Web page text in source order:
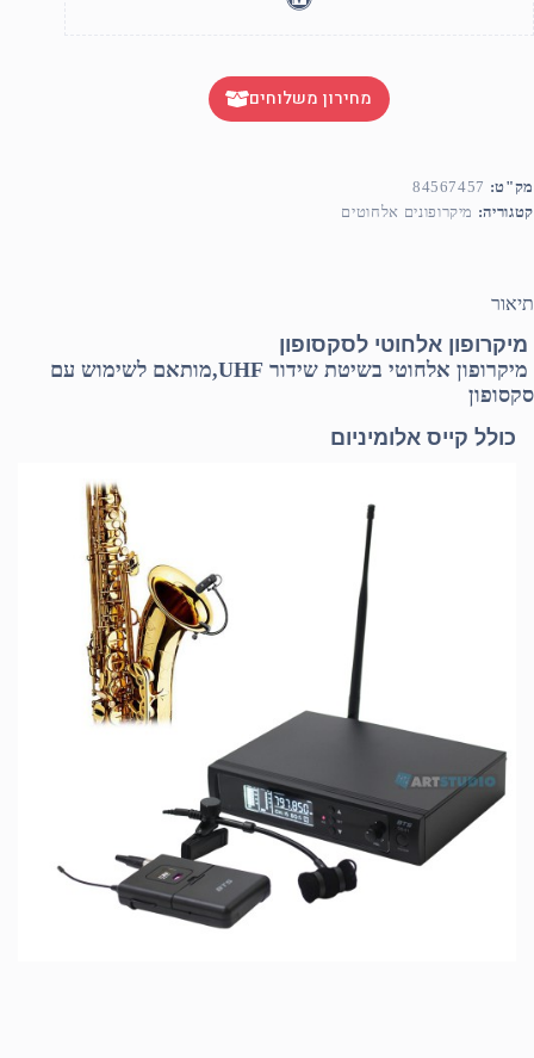
מחירון משלוחים
מק"ט: 84567457
קטגוריה: מיקרופונים אלחוטים
תיאור
מיקרופון אלחוטי לסקסופון
מיקרופון אלחוטי בשיטת שידור UHF,מותאם לשימוש עם
סקסופון
כולל קייס אלומיניום